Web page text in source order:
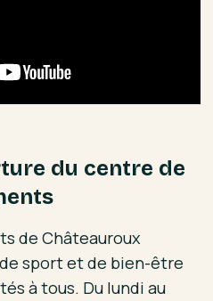
du centre de
de Châteauroux
sport et de bien-être
à tous. Du lundi au